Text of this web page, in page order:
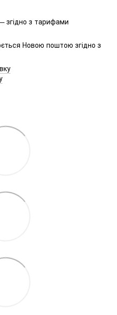
згідно з тарифами
Новою поштою згідно з